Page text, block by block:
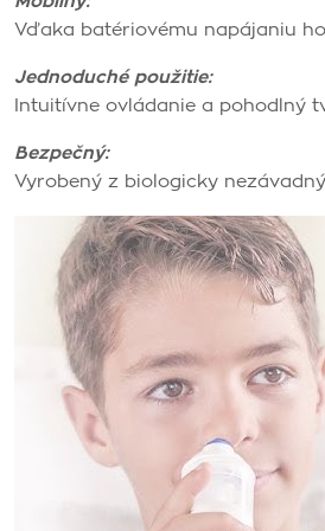
Vďaka batériovému napájaniu
Jednoduché použitie:
Intuitívne ovládanie a pohodlný
Bezpečný:
Vyrobený z biologicky